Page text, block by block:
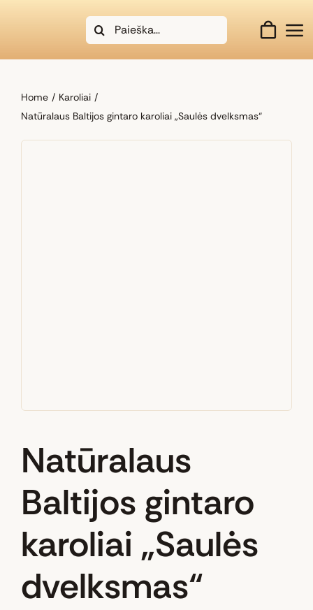
Search
for:
Home
Karoliai
Natūralaus Baltijos gintaro karoliai „Saulės dvelksmas“
Natūralaus
Baltijos gintaro
karoliai „Saulės
dvelksmas“